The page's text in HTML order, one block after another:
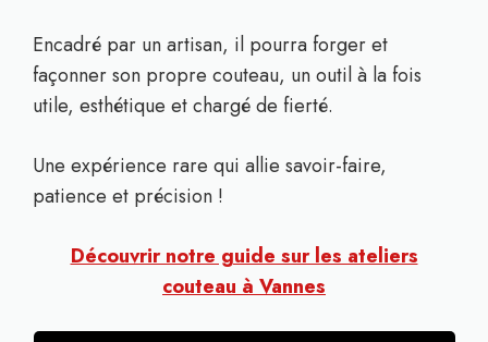
Encadré par un artisan, il pourra forger et
façonner son propre couteau, un outil à la fois
utile, esthétique et chargé de fierté.
Une expérience rare qui allie savoir-faire,
patience et précision !
Découvrir notre guide sur les ateliers
couteau à Vannes